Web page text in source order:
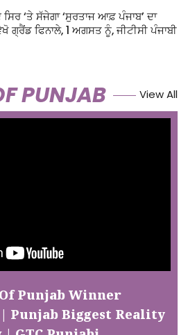
‘ਤੇ ਸੱਜੇਗਾ ‘ਸੁਰਤਾਜ ਆਫ਼ ਪੰਜਾਬ’ ਦਾ
ਗ੍ਰੈਂਡ ਫਿਨਾਲੇ, 1 ਅਗਸਤ ਨੂੰ, ਜੀਟੀਸੀ ਪੰਜਾਬੀ
View All
PUNJAB
Punjab Winner
Punjab Biggest Reality